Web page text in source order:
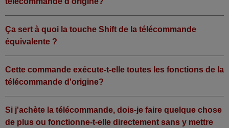
Ça sert à quoi la touche Shift de la télécommande
équivalente ?
Cette commande exécute-t-elle toutes les fonctions de la
télécommande d'origine?
Si j'achète la télécommande, dois-je faire quelque chose
de plus ou fonctionne-t-elle directement sans y mettre